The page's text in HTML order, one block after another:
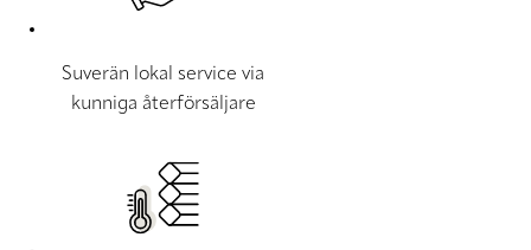
Suverän lokal service via
kunniga återförsäljare